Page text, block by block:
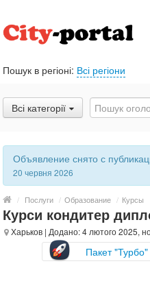
Пошук в регіоні: Всі регіони
Всі категорії
Объявление снято с
20 червня 2026
/ Послуги / Образование / Курсы
Курси кондитер
Харьков | Додано: 4 лютого 2025,
Пакет "Турбо"